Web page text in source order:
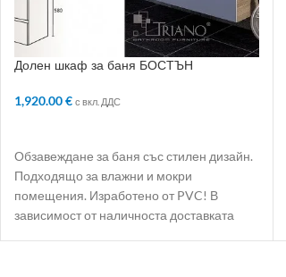
Долен шкаф за баня БОСТЪН
1,920.00€ с вкл. ДДС
Обзавеждане за баня със стилен дизайн.
Подходящо за влажни и мокри
помещения. Изработено от PVC! В
зависимост от наличноста доставката